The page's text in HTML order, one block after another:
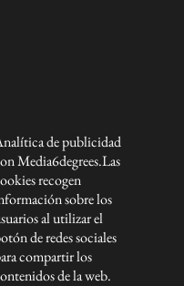
de publicidad
Media6degrees.Las
recogen
sobre los
al utilizar el
de redes sociales
compartir los
de la web.